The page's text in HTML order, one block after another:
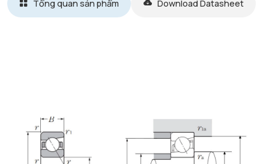
Tổng quan sản phẩm Download Datasheet